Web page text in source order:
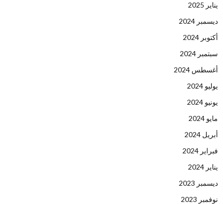
يناير 2025
ديسمبر 2024
أكتوبر 2024
سبتمبر 2024
أغسطس 2024
يوليو 2024
يونيو 2024
مايو 2024
أبريل 2024
فبراير 2024
يناير 2024
ديسمبر 2023
نوفمبر 2023